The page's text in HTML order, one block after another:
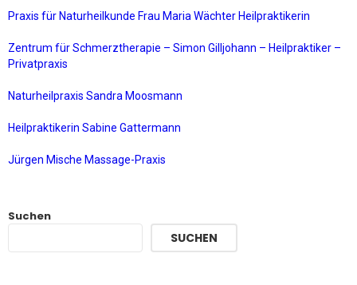
Praxis für Naturheilkunde Frau Maria Wächter Heilpraktikerin
Zentrum für Schmerztherapie – Simon Gilljohann – Heilpraktiker –
Privatpraxis
Naturheilpraxis Sandra Moosmann
Heilpraktikerin Sabine Gattermann
Jürgen Mische Massage-Praxis
Suchen
SUCHEN